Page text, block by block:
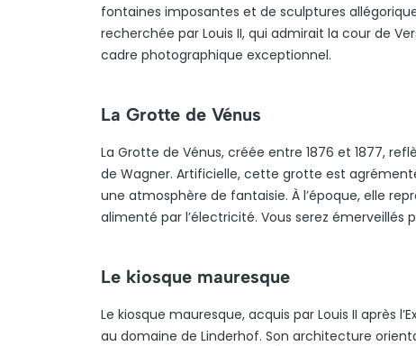
fontaines imposantes et de sculptures
recherchée par Louis II, qui admirait la cour de
cadre photographique exceptionnel.
La Grotte de Vénus
La Grotte de Vénus, créée entre 1876 et 1877,
de Wagner. Artificielle, cette grotte est
une atmosphère de fantaisie. À l’époque, elle
alimenté par l’électricité. Vous serez émerveillés
Le kiosque mauresque
Le kiosque mauresque, acquis par Louis II après
au domaine de Linderhof. Son architecture